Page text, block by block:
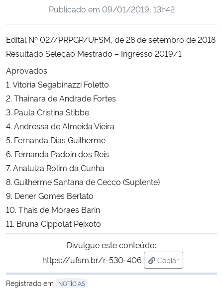
Ministério da Cidadania
Ministério de Minas e Energia
Ministério da Ciência, Tecnologia, Inovações e Comunicações
Ministério do Meio Ambiente
Ministério do Turismo
Ministério do Desenvolvimento Regional
Controladoria-Geral da União
Ministério da Mulher, da Família e dos Direitos Humanos
Secretaria de Governo
Publicado em 09/01/2019, 13h42
Edital Nº 027/PRPGP/UFSM, de 28 de setembro de 2018
Resultado Seleção Mestrado – Ingresso 2019/1
Aprovados:
1. Vitoria Segabinazzi Foletto
2. Thainara de Andrade Fortes
3. Paula Cristina Stibbe
4. Andressa de Almeida Vieira
5. Fernanda Dias Guilherme
6. Fernanda Padoin dos Reis
7. Analuiza Rolim da Cunha
8. Guilherme Santana de Cecco (Suplente)
9. Dener Gomes Berlato
10. Thais de Moraes Barin
11. Bruna Cippolat Peixoto
Divulgue este conteúdo:
https://ufsm.br/r-530-406
Copiar
para área de
Registrado em
NOTÍCIAS